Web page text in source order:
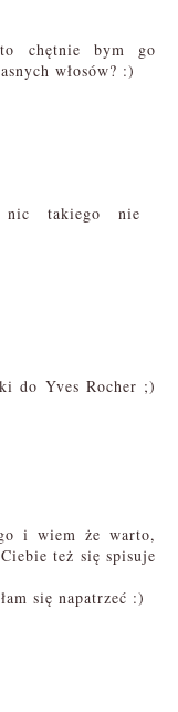
chętnie bym go
włosów? :)
takiego nie
do Yves Rocher ;)
i wiem że warto,
też się spisuje
się napatrzeć :)